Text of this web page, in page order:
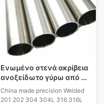
Ενωμένο στενά ακρίβεια
ανοξείδωτο γύρω από το
σωλήνα 300 σειρές
China made precision Welded
201 202 304 304L 316 316L